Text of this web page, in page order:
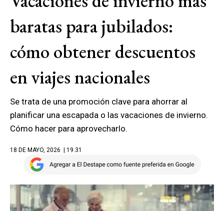
baratas para jubilados:
cómo obtener descuentos
en viajes nacionales
Se trata de una promoción clave para ahorrar al
planificar una escapada o las vacaciones de invierno.
Cómo hacer para aprovecharlo.
18 DE MAYO, 2026 | 19.31